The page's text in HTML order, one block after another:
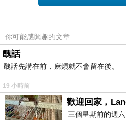
不時的，從爬行轉成站立
平衡的支點。
握牢。
在我的視界裡，玩具由我
義世界裡的、那些計價的
你可能感興趣的文章
醜話
醜話先講在前，麻煩就不會留在後。
19 小時前
歡迎回家，
三個星期前的週